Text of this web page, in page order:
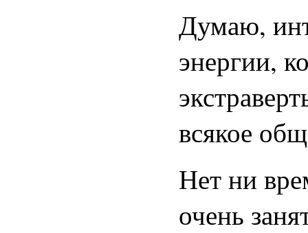
Думаю,
энергии,
всякое
Нет ни
очень